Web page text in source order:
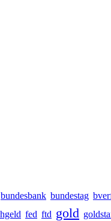
bundesbank bundestag
fed ftd gold